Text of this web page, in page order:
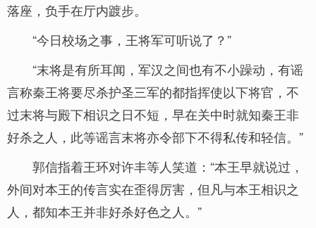
落座，负手在厅内踱步。
“今日校场之事，王将军可听说了？”
“末将是有所耳闻，军汉之间也有不小躁动，有谣
言称秦王将要尽杀护圣三军的都指挥使以下将官，不
过末将与殿下相识之日不短，早在关中时就知秦王非
好杀之人，此等谣言末将亦令部下不得私传和轻信。”
郭信指着王环对许丰等人笑道：“本王早就说过，
外间对本王的传言实在歪得厉害，但凡与本王相识之
人，都知本王并非好杀好色之人。”